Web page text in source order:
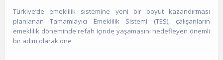
Türkiye’de emeklilik sistemine yeni bir boyut kazandırması
planlanan Tamamlayıcı Emeklilik Sistemi (TES), çalışanların
emeklilik döneminde refah içinde yaşamasını hedefleyen önemli
bir adım olarak öne